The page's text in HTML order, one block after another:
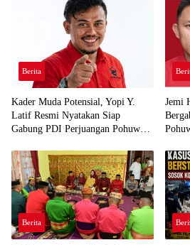
Berita
Kader Muda Potensial, Yopi Y.
Latif Resmi Nyatakan Siap
Gabung PDI Perjuangan Pohuwato
Jemi
Berita